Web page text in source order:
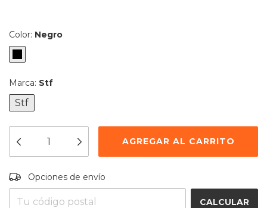
Color: Negro
Marca: Stf
Stf
Entregas para el CP:
Opciones de envío
CALCULAR